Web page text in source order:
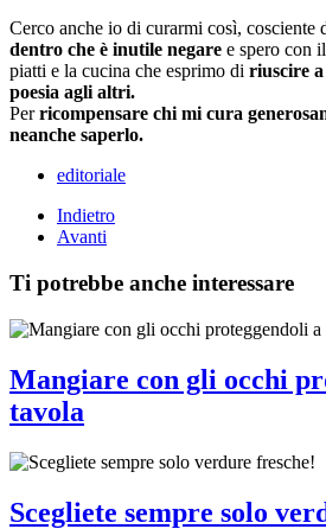
Cerco anche io di curarmi così, cosciente
dentro che è inutile negare e spero con
piatti e la cucina che esprimo di riuscire
poesia agli altri.
Perricompensare chi mi cura
neanche saperlo.
editoriale
Indietro
Avanti
Ti potrebbe anche interessare
Mangiare con gli occhi
tavola
Scegliete sempre solo